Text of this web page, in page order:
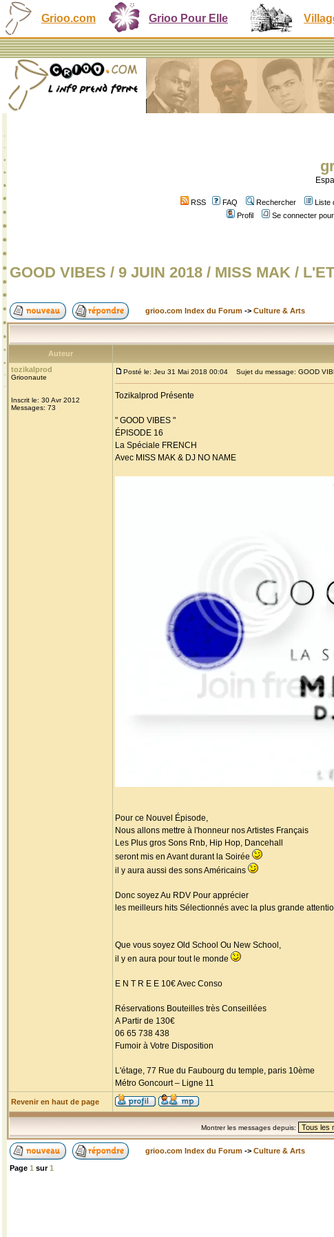
Grioo.com Grioo Pour Elle
RSS FAQ Rechercher Liste
Profil
Se connecter
GOOD VIBES / 9 JUIN 2018 / MISS MAK /
grioo.com Index du Forum -> Culture & Arts
Auteur
tozikalprod
Grioonaute
Inscrit le: 30 Avr 2012
Messages: 73
Posté le: Jeu 31 Mai 2018 00:04 Sujet du message: GOOD
Tozikalprod Présente
" GOOD VIBES "
ÉPISODE 16
La Spéciale FRENCH
Avec MISS MAK & DJ NO NAME
Pour ce Nouvel Épisode,
Nous allons mettre à l'honneur nos Artistes Français
Les Plus gros Sons Rnb, Hip Hop, Dancehall
seront mis en Avant durant la Soirée
il y aura aussi des sons Américains
Donc soyez Au RDV Pour apprécier
les meilleurs hits Sélectionnés avec la plus grande
Que vous soyez Old School Ou New School,
il y en aura pour tout le monde
E N T R E E 10€ Avec Conso
Réservations Bouteilles très Conseillées
A Partir de 130€
06 65 738 438
Fumoir à Votre Disposition
L'étage, 77 Rue du Faubourg du temple, paris 10ème
Métro Goncourt – Ligne 11
Revenir en haut de page
Montrer les messages depuis:
grioo.com Index du Forum -> Culture & Arts
Page 1 sur1